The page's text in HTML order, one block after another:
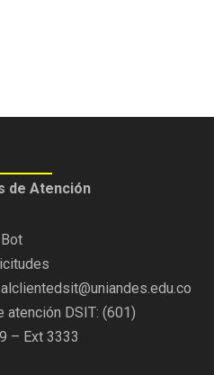
de Atención
atención DSIT: (601)
– Ext 3333